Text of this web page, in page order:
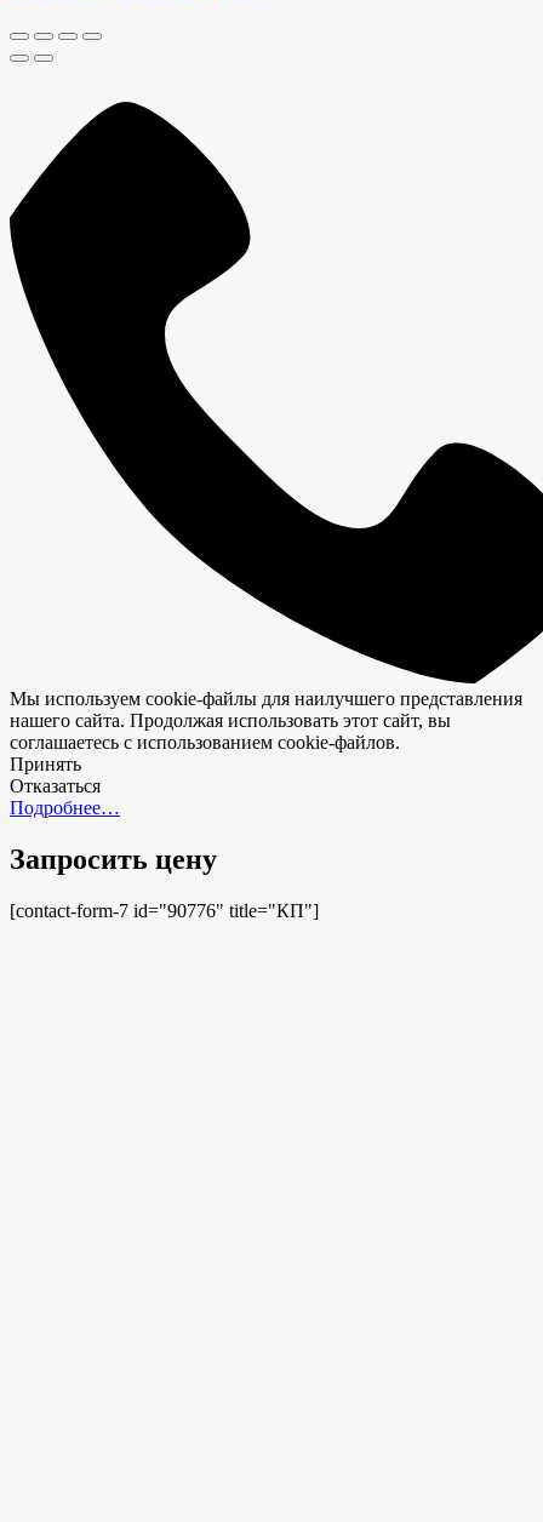
Мы используем cookie-файлы для наилучшего представления
нашего сайта. Продолжая использовать этот сайт, вы
соглашаетесь с использованием cookie-файлов.
Принять
Отказаться
Подробнее…
Запросить цену
[contact-form-7 id="90776" title="КП"]